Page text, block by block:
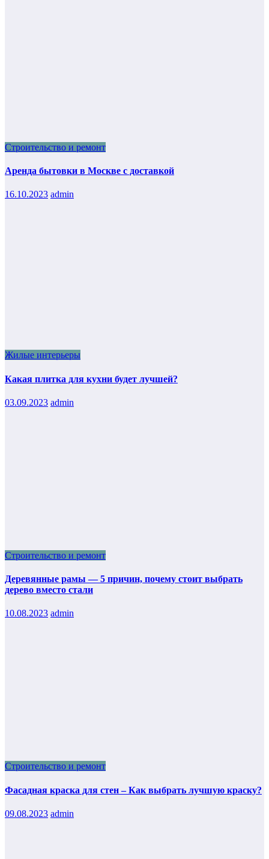
Строительство и ремонт
Аренда бытовки в Москве с доставкой
16.10.2023 admin
Жилые интерьеры
Какая плитка для кухни будет лучшей?
03.09.2023 admin
Строительство и ремонт
Деревянные рамы — 5 причин, почему стоит выбрать
дерево вместо стали
10.08.2023 admin
Строительство и ремонт
Фасадная краска для стен – Как выбрать лучшую краску?
09.08.2023 admin